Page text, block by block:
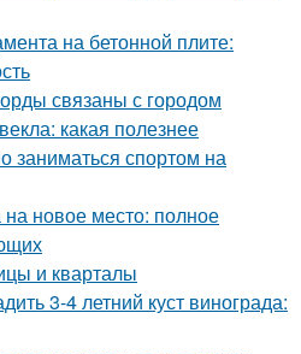
на бетонной плите:
связаны с городом
какая полезнее
заниматься спортом на
новое место: полное
и кварталы
3-4 летний куст винограда: